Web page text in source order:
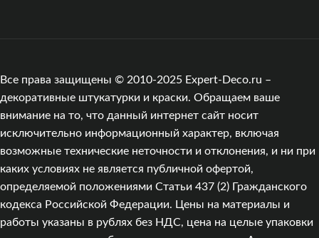
Все права защищены © 2010-2025 Expert-Deco.ru –
декоративные штукатурки и краски. Обращаем ваше
внимание на то, что данный интернет сайт носит
исключительно информационный характер, включая
возможные технические неточности и отклонения, и ни при
каких условиях не является публичной офертой,
определяемой положениями Статьи 437 (2) Гражданского
кодекса Российской Федерации. Цены на материалы и
работы указаны в рублях без НДС, цена на целые упаковки